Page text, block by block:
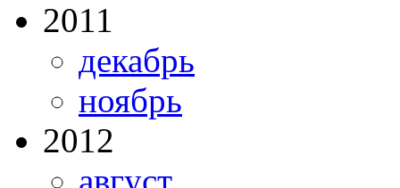
2011
декабрь
ноябрь
2012